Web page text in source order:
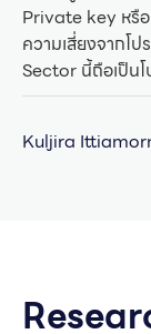
Private key หรื
ความเสี่ยงจากโป
Sector นี้ถือเป็น
Kuljira